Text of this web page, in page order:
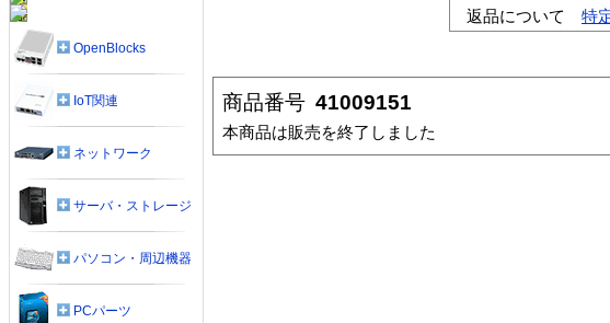
返品について
特
商品番号 41009151
本商品は販売を終了しました
OpenBlocks
IoT関連
ネットワーク
サーバ・ストレージ
パソコン・周辺機器
PCパーツ